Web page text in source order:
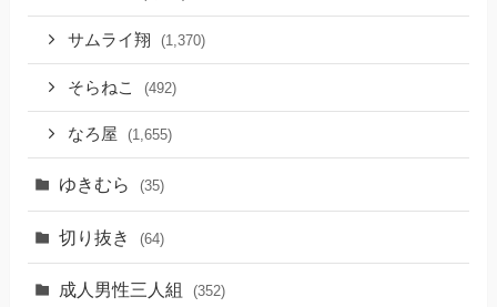
サムライ翔 (1,370)
そらねこ (492)
なろ屋 (1,655)
ゆきむら (35)
切り抜き (64)
成人男性三人組 (352)